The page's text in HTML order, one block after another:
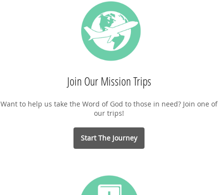
Join Our Mission Trips
Want to help us take the Word of God to those in need? Join one of
our trips!
Start The Journey